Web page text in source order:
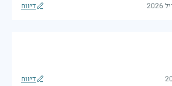
דיווח
דיווח